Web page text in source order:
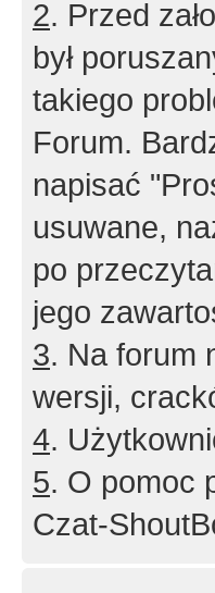
2. Przed
był
takiego
Forum.
napisać
usuwane,
po
jego
3. Na forum
wersji,
4.
5. O pomoc
Czat-